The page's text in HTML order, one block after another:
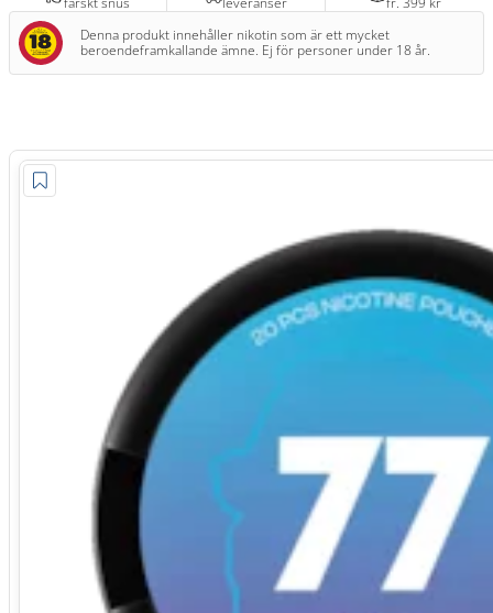
Denna produkt innehåller nikotin som är ett mycket
beroendeframkallande ämne. Ej för personer under 18 år.